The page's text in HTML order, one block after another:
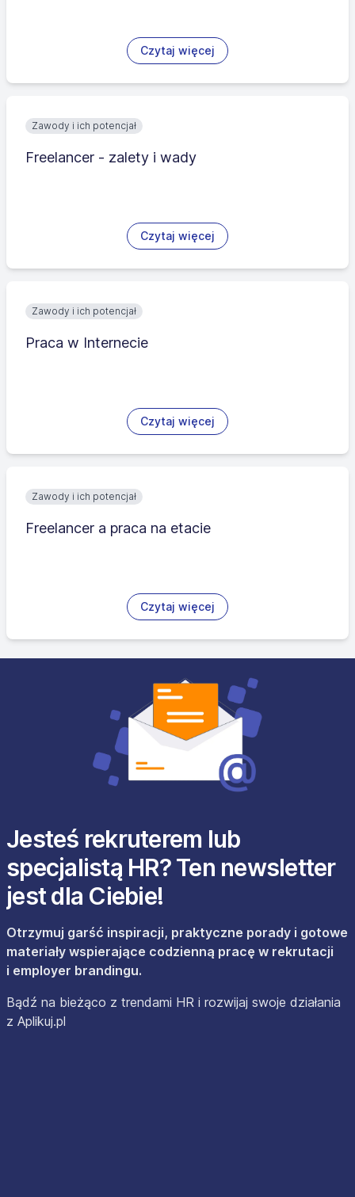
Czytaj więcej
Zawody i ich potencjał
Freelancer - zalety i wady
Czytaj więcej
Zawody i ich potencjał
Praca w Internecie
Czytaj więcej
Zawody i ich potencjał
Freelancer a praca na etacie
Czytaj więcej
Jesteś rekruterem lub
specjalistą HR? Ten newsletter
jest dla Ciebie!
Otrzymuj garść inspiracji, praktyczne porady i gotowe
materiały wspierające codzienną pracę w rekrutacji
i employer brandingu.
Bądź na bieżąco z trendami HR i rozwijaj swoje działania
z Aplikuj.pl